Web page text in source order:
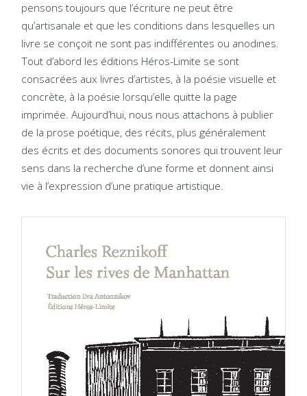
pensons toujours que l’écriture ne peut être
qu’artisanale et que les conditions dans lesquelles un
livre se conçoit ne sont pas indifférentes ou anodines.
Tout d’abord les éditions Héros-Limite se sont
consacrées aux livres d’artistes, à la poésie visuelle et
concrète, à la poésie lorsqu’elle quitte la page
imprimée. Aujourd’hui, nous nous attachons à publier
de la prose poétique, des récits, plus généralement
des écrits et des documents sonores qui trouvent leur
sens dans la recherche d’une forme et donnent ainsi
vie à l’expression d’une pratique artistique.